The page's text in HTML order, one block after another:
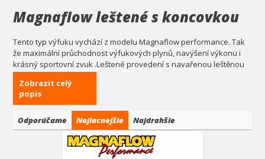
Magnaflow leštené s koncovkou
Tento typ výfuku vychází z modelu Magnaflow performance. Tak
že maximální průchodnost výfukových plynů, navýšení výkonu i
krásný sportovní zvuk .Leštené provedení s navařenou leštěnou
koncovkou. Navíc je stavěný na výkon klidně i přes 500 koní.
Zobrazit celý
popis
Odporúčame Najlacnejšie Najdrahšie